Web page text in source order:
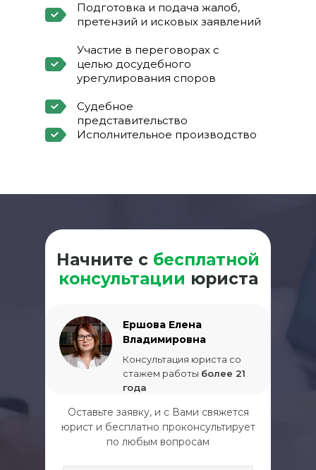
Подготовка и подача жалоб,
претензий и исковых заявлений
Участие в переговорах с
целью досудебного
урегулирования споров
Судебное
представительство
Исполнительное производство
Начните с бесплатной
консультации юриста
Оставьте заявку, и с Вами свяжется
юрист и бесплатно проконсультирует
по любым вопросам
Ершова Елена
Владимировна
Консультация юриста со
стажем работы более 21
года